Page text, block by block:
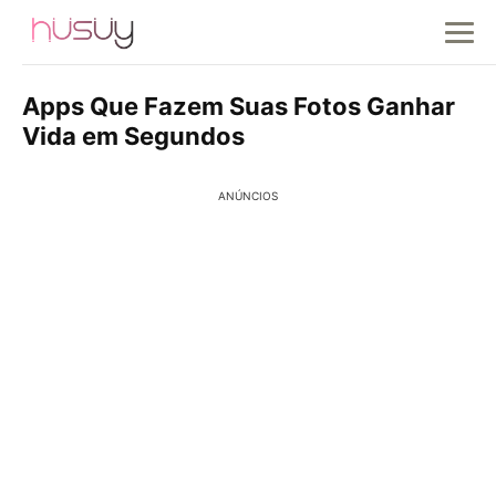
Apps Que Fazem Suas Fotos Ganhar
Vida em Segundos
ANÚNCIOS